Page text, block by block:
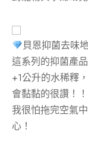
貝恩抑菌去味
這系列的抑菌產
+1公升的水稀釋
會黏黏的很讚！！
我很怕拖完空氣
心！